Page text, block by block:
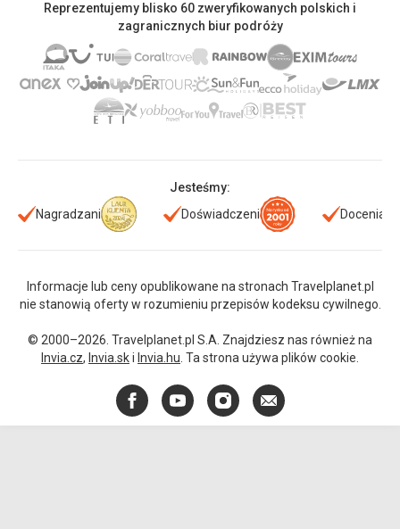
Reprezentujemy blisko 60 zweryfikowanych polskich i
zagranicznych biur podróży
Jesteśmy:
Nagradzani
Doświadczeni Doceniani
Informacje lub ceny opublikowane na stronach Travelplanet.pl
nie stanowią oferty w rozumieniu przepisów kodeksu cywilnego.
© 2000–2026. Travelplanet.pl S.A. Znajdziesz nas również na
Invia.cz, Invia.ski Invia.hu . Ta strona używa plików cookie.
FacebookYouTubeInstagram
E-
mail